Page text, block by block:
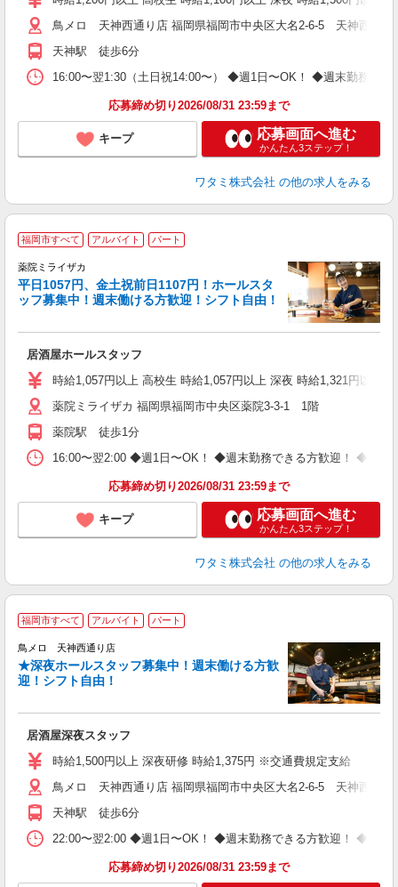
鳥メロ 天神西通り店 福岡県福岡市中央区大名2-6-5 天神西通り
天神駅 徒歩6分
16:00〜翌1:30（土日祝14:00〜） ◆週1日〜OK！ ◆週末勤務で
応募締め切り2026/08/31 23:59まで
キープ 応募画面へ進む
かんたん3ステップ！
ワタミ株式会社 の他の求人をみる
福岡市すべて アルバイト パート
薬院ミライザカ
平日1057円、金土祝前日1107円！ホールスタ
ッフ募集中！週末働ける方歓迎！シフト自由！
居酒屋ホールスタッフ
時給1,057円以上 高校生 時給1,057円以上 深夜 時給1,321円以
薬院ミライザカ 福岡県福岡市中央区薬院3-3-1 1階
薬院駅 徒歩1分
16:00〜翌2:00 ◆週1日〜OK！ ◆週末勤務できる方歓迎！ ◆勤務
応募締め切り2026/08/31 23:59まで
キープ 応募画面へ進む
かんたん3ステップ！
ワタミ株式会社 の他の求人をみる
福岡市すべて アルバイト パート
鳥メロ 天神西通り店
★深夜ホールスタッフ募集中！週末働ける方歓
迎！シフト自由！
居酒屋深夜スタッフ
時給1,500円以上 深夜研修 時給1,375円 ※交通費規定支給
鳥メロ 天神西通り店 福岡県福岡市中央区大名2-6-5 天神西通り
天神駅 徒歩6分
22:00〜翌2:00 ◆週1日〜OK！ ◆週末勤務できる方歓迎！ ◆勤務
応募締め切り2026/08/31 23:59まで